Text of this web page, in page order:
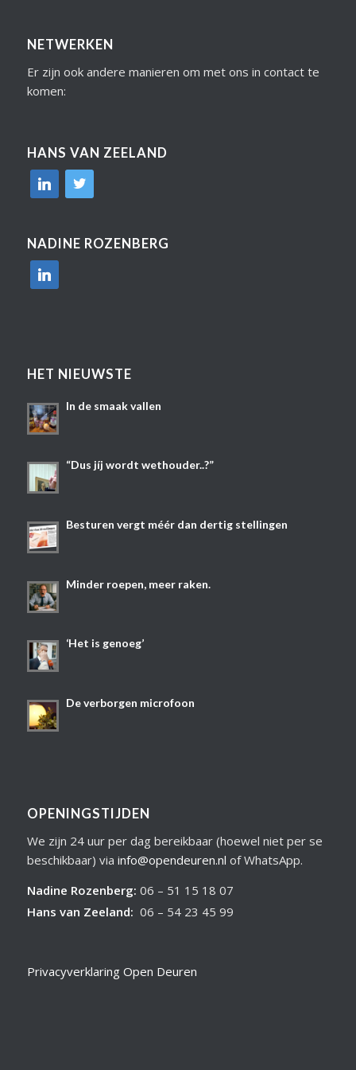
NETWERKEN
Er zijn ook andere manieren om met ons in contact te
komen:
HANS VAN ZEELAND
linkedin
twitter
NADINE ROZENBERG
linkedin
HET NIEUWSTE
In de smaak vallen
“Dus jíj wordt wethouder..?”
Besturen vergt méér dan dertig stellingen
Minder roepen, meer raken.
‘Het is genoeg’
De verborgen microfoon
OPENINGSTIJDEN
We zijn 24 uur per dag bereikbaar (hoewel niet per se
beschikbaar) via info@opendeuren.nl of WhatsApp.
Nadine Rozenberg: 06 – 51 15 18 07
Hans van Zeeland: 06 – 54 23 45 99
Privacyverklaring Open Deuren